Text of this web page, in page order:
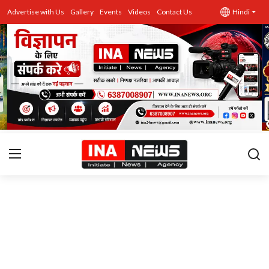
Advertise with Us Gallery Events Videos Contact Us Hindi
उत्तर प्रदेश
Advertise with Us
Events
राज्य